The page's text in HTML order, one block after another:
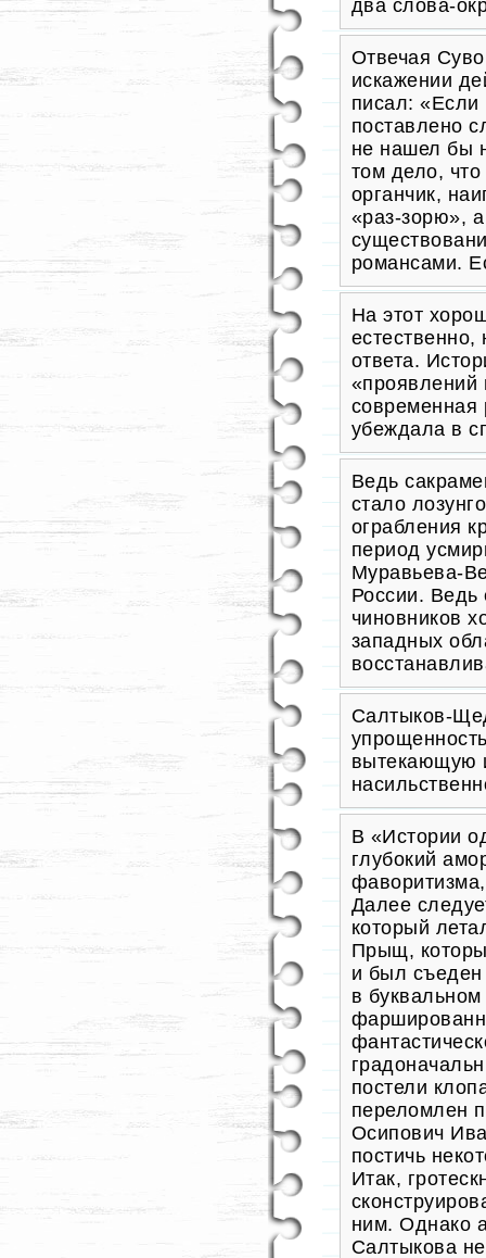
два слова-
Отвечая
искажении
писал: «Если
поставлено
не нашел бы
том дело,
органчик,
«раз-зорю»,
романсами.
На этот
ответа.
«проявлений
современная
убеждала в
Ведь
стало
ограбления
период
Муравьева-
России.
чиновников
западных
во
Салтыков-
вытекающую
В «Истории
глубокий
Далее
который
Прыщ,
и был
в
постели
переломлен
Осипович
постичь
Итак,
ним. Однако
Салтыкова